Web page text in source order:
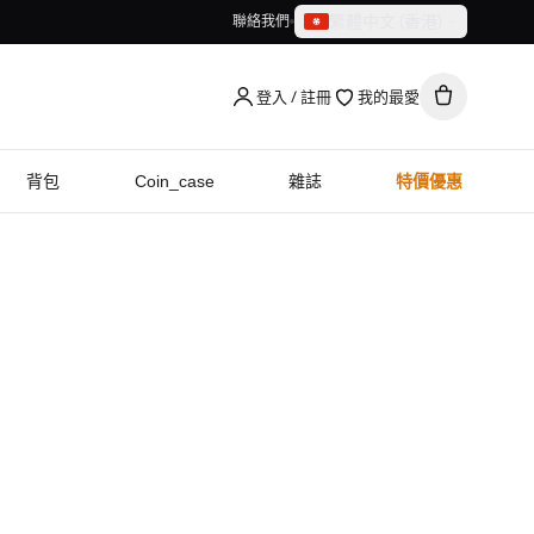
聯絡我們
繁體中文（香港）
登入 / 註冊
我的最愛
背包 Coin_case 雜誌 特價優惠